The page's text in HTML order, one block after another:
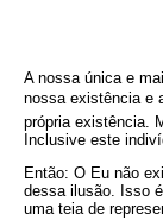
A nossa única e
nossa existência e
própria existência.
Inclusive este
Então: O Eu não
dessa ilusão. Isso
uma teia de